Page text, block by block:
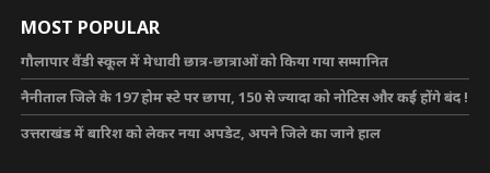
MOST POPULAR
गौलापार वैंडी स्कूल में मेधावी छात्र-छात्राओं को किया गया सम्मानित
नैनीताल जिले के 197 होम स्टे पर छापा, 150 से ज्यादा को नोटिस और कई होंगे बंद !
उत्तराखंड में बारिश को लेकर नया अपडेट, अपने जिले का जाने हाल